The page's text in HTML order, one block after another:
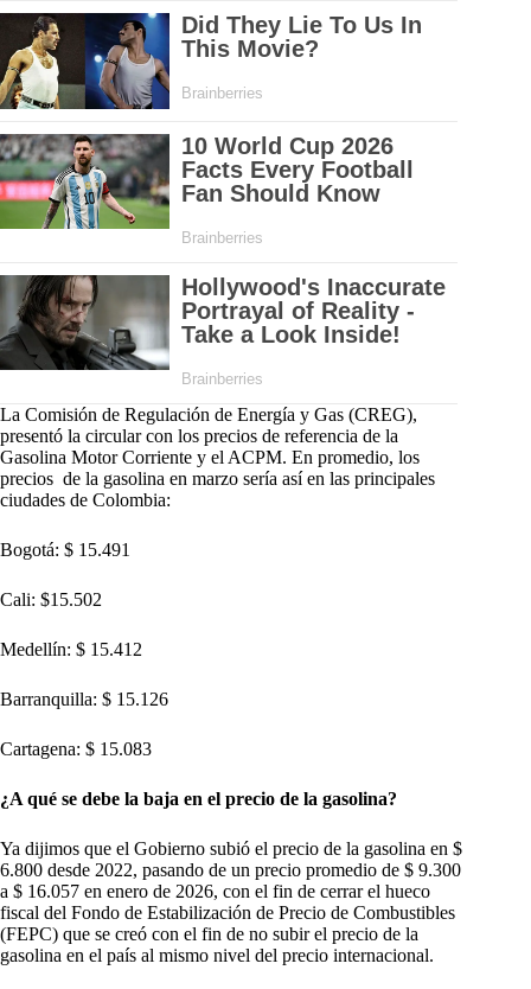
La Comisión de Regulación de Energía y Gas (CREG),
presentó la circular con los precios de referencia de la
Gasolina Motor Corriente y el ACPM. En promedio, los
precios de la gasolina en marzo sería así en las principales
ciudades de Colombia:
Bogotá: $ 15.491
Cali: $15.502
Medellín: $ 15.412
Barranquilla: $ 15.126
Cartagena: $ 15.083
¿A qué se debe la baja en el precio de la gasolina?
Ya dijimos que el Gobierno subió el precio de la gasolina en $
6.800 desde 2022, pasando de un precio promedio de $ 9.300
a $ 16.057 en enero de 2026, con el fin de cerrar el hueco
fiscal del Fondo de Estabilización de Precio de Combustibles
(FEPC) que se creó con el fin de no subir el precio de la
gasolina en el país al mismo nivel del precio internacional.